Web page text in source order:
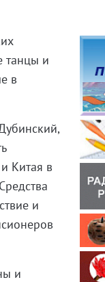
танцы и
в
Китая в
и
и